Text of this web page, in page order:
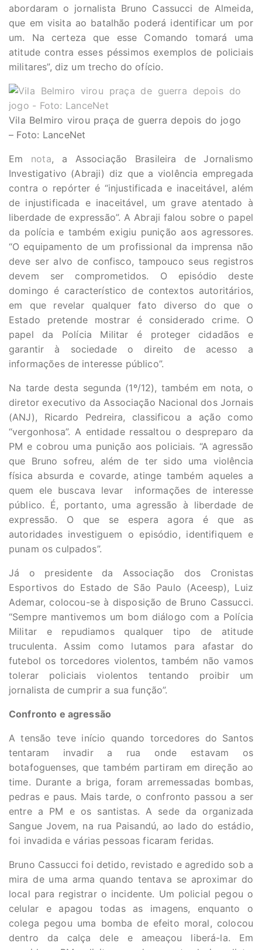
abordaram o jornalista Bruno Cassucci de Almeida,
que em visita ao batalhão poderá identificar um por
um. Na certeza que esse Comando tomará uma
atitude contra esses péssimos exemplos de policiais
militares”, diz um trecho do ofício.
Vila Belmiro virou praça de guerra depois do jogo
– Foto: LanceNet
Em nota, a Associação Brasileira de Jornalismo
Investigativo (Abraji) diz que a violência empregada
contra o repórter é “injustificada e inaceitável, além
de injustificada e inaceitável, um grave atentado à
liberdade de expressão”. A Abraji falou sobre o papel
da polícia e também exigiu punição aos agressores.
“O equipamento de um profissional da imprensa não
deve ser alvo de confisco, tampouco seus registros
devem ser comprometidos. O episódio deste
domingo é característico de contextos autoritários,
em que revelar qualquer fato diverso do que o
Estado pretende mostrar é considerado crime. O
papel da Polícia Militar é proteger cidadãos e
garantir à sociedade o direito de acesso a
informações de interesse público”.
Na tarde desta segunda (1º/12), também em nota, o
diretor executivo da Associação Nacional dos Jornais
(ANJ), Ricardo Pedreira, classificou a ação como
“vergonhosa”. A entidade ressaltou o despreparo da
PM e cobrou uma punição aos policiais. “A agressão
que Bruno sofreu, além de ter sido uma violência
física absurda e covarde, atinge também aqueles a
quem ele buscava levar informações de interesse
público. É, portanto, uma agressão à liberdade de
expressão. O que se espera agora é que as
autoridades investiguem o episódio, identifiquem e
punam os culpados”.
Já o presidente da Associação dos Cronistas
Esportivos do Estado de São Paulo (Aceesp), Luiz
Ademar, colocou-se à disposição de Bruno Cassucci.
“Sempre mantivemos um bom diálogo com a Polícia
Militar e repudiamos qualquer tipo de atitude
truculenta. Assim como lutamos para afastar do
futebol os torcedores violentos, também não vamos
tolerar policiais violentos tentando proibir um
jornalista de cumprir a sua função”.
Confronto e agressão
A tensão teve início quando torcedores do Santos
tentaram invadir a rua onde estavam os
botafoguenses, que também partiram em direção ao
time. Durante a briga, foram arremessadas bombas,
pedras e paus. Mais tarde, o confronto passou a ser
entre a PM e os santistas. A sede da organizada
Sangue Jovem, na rua Paisandú, ao lado do estádio,
foi invadida e várias pessoas ficaram feridas.
Bruno Cassucci foi detido, revistado e agredido sob a
mira de uma arma quando tentava se aproximar do
local para registrar o incidente. Um policial pegou o
celular e apagou todas as imagens, enquanto o
colega pegou uma bomba de efeito moral, colocou
dentro da calça dele e ameaçou liberá-la. Em